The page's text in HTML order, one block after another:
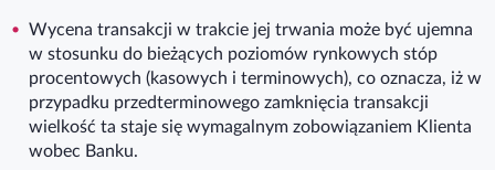
Wycena transakcji w trakcie jej trwania może być ujemna
w stosunku do bieżących poziomów rynkowych stóp
procentowych (kasowych i terminowych), co oznacza, iż w
przypadku przedterminowego zamknięcia transakcji
wielkość ta staje się wymagalnym zobowiązaniem Klienta
wobec Banku.